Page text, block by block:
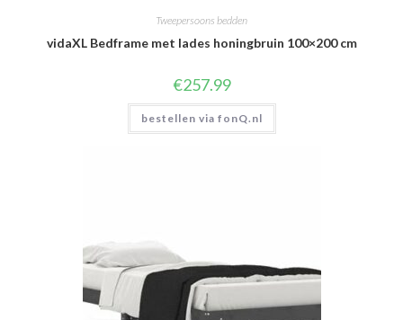
Tweepersoons bedden
vidaXL Bedframe met lades honingbruin 100×200 cm
€257.99
bestellen via fonQ.nl